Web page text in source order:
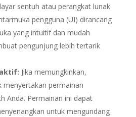
sentuh atau perangkat lunak
pengguna (UI) dirancang
yang intuitif dan mudah
pengunjung lebih tertarik
Jika memungkinkan,
menyertakan permainan
Anda. Permainan ini dapat
untuk mengundang